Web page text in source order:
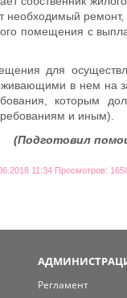
необходимый
помещения с
для
в нем на
которым
и иным).
(Подготовил
11:34 Просмотров:
Регламент